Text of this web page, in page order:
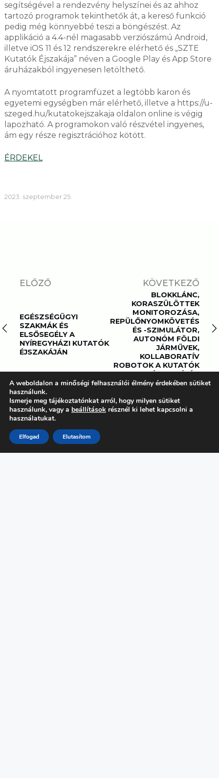
segítségével a rendezvény helyszínei és az ahhoz
tartozó programok tekinthetők át, a kereső funkció
pedig még könnyebbé teszi a böngészést. Az
applikáció a 4.4-nél magasabb verziószámú Android,
illetve iOS 11 és 12 rendszerekre elérhető és „SZTE
Kutatók Éjszakája” néven a Google Play és App Store
áruházakból ingyenesen letölthető.
A nyomtatott programfüzet a legtöbb karon és
egyetemi egységben már elérhető, illetve a https://u-
szeged.hu/kutatokejszakaja oldalon online is végig
lapozható. A programokon való részvétel ingyenes,
ám egy része regisztrációhoz kötött.
ÉRDEKEL
2023. szeptember 25.
ELŐZŐ
EGÉSZSÉGÜGYI
SZAKMÁK ÉS
ELSŐSEGÉLY A
NYÍREGYHÁZI KUTATÓK
ÉJSZAKÁJÁN
KÖVETKEZŐ
BLOKKLÁNC,
KORASZÜLÖTTEK
MONITOROZÁSA,
REPÜLŐNYOMKÖVETÉS
ÉS -SZIMULÁTOR,
AUTONÓM FÖLDI
JÁRMŰVEK,
KOLLABORATÍV
ROBOTOK A KUTATÓK
ÉJSZAKÁJÁN
A weboldalon a minőségi felhasználói élmény érdekében sütiket
használunk.
Ismerje meg tájékoztatónkat arról, hogy milyen sütiket
használunk, vagy a beállítások résznél ki lehet kapcsolni a
használatukat.
Elfogad Elutasítom